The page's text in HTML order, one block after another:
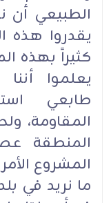
الطبيعي أن
يقدروا هذه
كثيراً بهذه
يعلموا
طابعي
المقاومة،
المنطقة
المشروع
ما نريد في